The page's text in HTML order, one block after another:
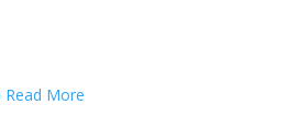
More